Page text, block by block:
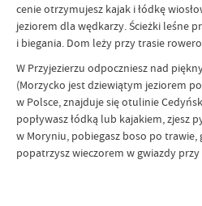
cenie otrzymujesz kajak i łódkę
jeziorem dla wędkarzy. Ścieżki leśne
i biegania. Dom leży przy trasie
W Przyjezierzu odpoczniesz nad
(Morzycko jest dziewiątym jeziorem
w Polsce, znajduje się otulinie
popływasz łódką lub kajakiem, zjesz
w Moryniu, pobiegasz boso po
popatrzysz wieczorem w gwiazdy